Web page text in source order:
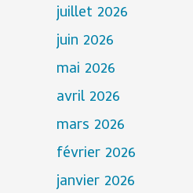
juillet 2026
juin 2026
mai 2026
avril 2026
mars 2026
février 2026
janvier 2026